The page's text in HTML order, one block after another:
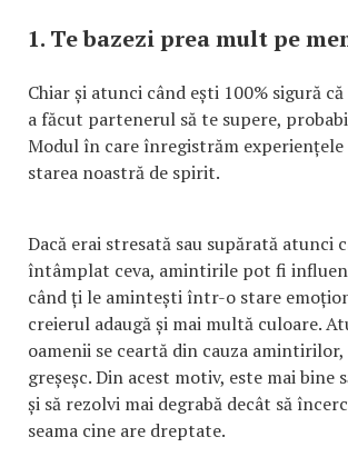
1. Te bazezi prea mult pe
Chiar și atunci când ești 100% sigură
a făcut partenerul să te supere,
Modul în care înregistrăm experiențele
starea noastră de spirit.
Dacă erai stresată sau supărată atunci
întâmplat ceva, amintirile pot fi
când ți le amintești într-o stare
creierul adaugă și mai multă culoare.
oamenii se ceartă din cauza
greșeșc. Din acest motiv, este mai bine
și să rezolvi mai degrabă decât să
seama cine are dreptate.